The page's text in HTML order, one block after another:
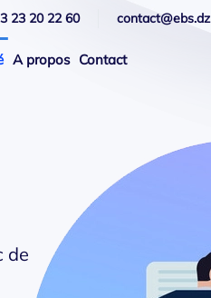
23 20 22 60 contact@ebs.dz
A propos Contact
de